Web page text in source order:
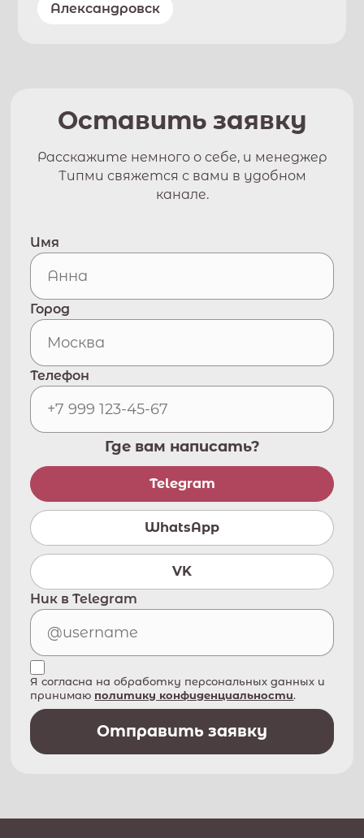
Александровск
Оставить заявку
Расскажите немного о себе, и менеджер
Типми свяжется с вами в удобном
канале.
Имя
Город
Телефон
Где вам написать?
Telegram
WhatsApp
VK
Ник в Telegram
Я согласна на обработку персональных данных и
принимаю политику конфиденциальности.
Отправить заявку